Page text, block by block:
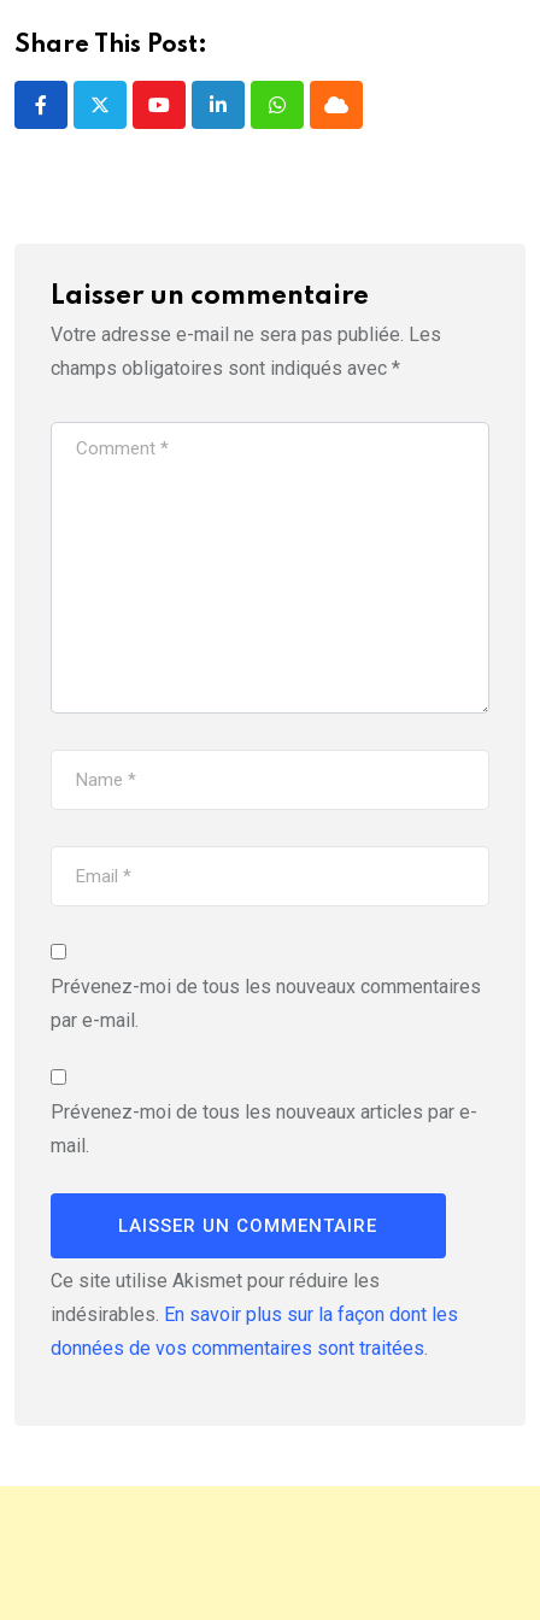
n
ê
Share This Post:
YoutubeLinkedInWhatsappCloud
Laisser un commentaire
Votre adresse e-mail ne sera pas publiée. Les
champs obligatoires sont indiqués avec *
Prévenez-moi de tous les nouveaux commentaires
par e-mail.
Prévenez-moi de tous les nouveaux articles par e-
mail.
Ce site utilise Akismet pour réduire les
indésirables. En savoir plus sur la façon dont les
données de vos commentaires sont traitées.